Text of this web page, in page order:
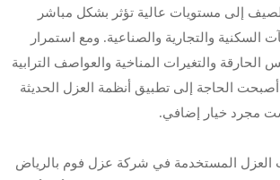
إلى مستويات عالية تؤثر بشكل مباشر
السكنية والتجارية والصناعية. ومع استمرار
والتغيرات المناخية والعواصف الترابية
أصبحت الحاجة إلى تطبيق أنظمة العزل الحديثة
مجرد خيار إضافي.
العزل المستخدمة في شركة عزل فوم بالرياض